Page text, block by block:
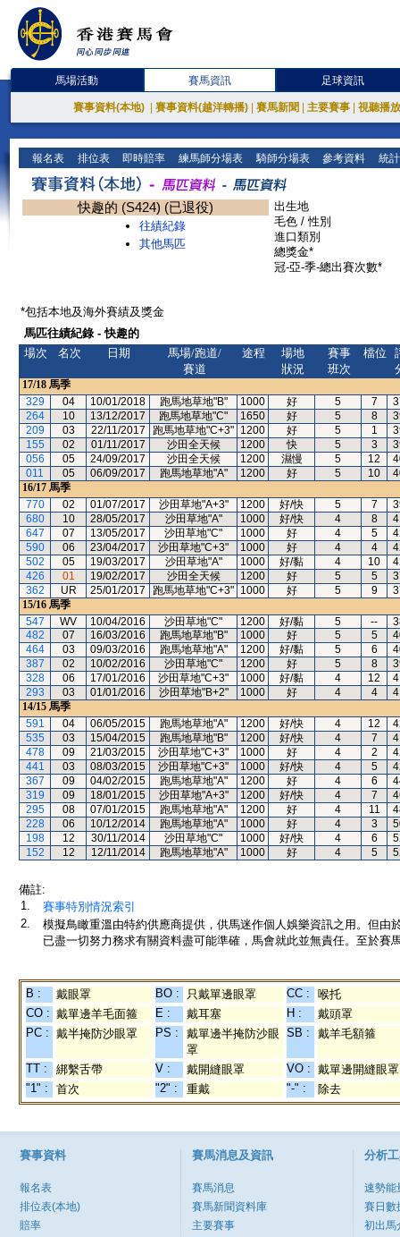
馬場活動 賽馬資訊 足球資訊
賽事資料(本地) 賽事資料(越洋轉播) 賽馬新聞 主要賽事 視聽播
報名表 排位表 即時賠率 練馬師分場表 騎師分場表 參考資料 統
快趣的 (S424) (已退役)
往績紀錄
其他馬匹
出生地
毛色 / 性別
進口類別
總獎金*
冠-亞-季-總出賽次數*
*包括本地及海外賽績及獎金
馬匹往績紀錄 - 快趣的
場次
名次 日期
馬場/跑道/
賽道
途程
場地
狀況
賽事
班次
檔位
17/18 馬季
329
04 10/01/2018 跑馬地草地"B" 1000 好 5 7
264
10 13/12/2017 跑馬地草地"C" 1650 好 5 8
209
03 22/11/2017 跑馬地草地"C+3" 1200 好 5 1
155
02 01/11/2017 沙田全天候 1200 快 5 3
056
05 24/09/2017 沙田全天候 1200 濕慢 5 12
011
05 06/09/2017 跑馬地草地"A" 1200 好 5 10
16/17 馬季
770
02 01/07/2017 沙田草地"A+3" 1200 好/快 5 7
680
10 28/05/2017 沙田草地"A" 1000 好/快 4 8
647
07 13/05/2017 沙田草地"C" 1000 好 4 5
590
06 23/04/2017 沙田草地"C+3" 1000 好 4 4
502
05 19/03/2017 沙田草地"A" 1000 好/黏 4 10
426
01 19/02/2017 沙田全天候 1200 好 5 5
362
UR 25/01/2017 跑馬地草地"C+3" 1000 好 5 9
15/16 馬季
547
WV 10/04/2016 沙田草地"C" 1200 好/黏 5 --
482
07 16/03/2016 跑馬地草地"B" 1000 好 5 5
464
03 09/03/2016 跑馬地草地"A" 1200 好/黏 5 6
387
02 10/02/2016 沙田草地"C" 1200 好 5 8
328
06 17/01/2016 沙田草地"C+3" 1000 好/黏 4 12
293
03 01/01/2016 沙田草地"B+2" 1000 好 4 4
14/15 馬季
591
04 06/05/2015 跑馬地草地"A" 1200 好/快 4 12
535
03 15/04/2015 跑馬地草地"B" 1200 好/快 4 7
478
09 21/03/2015 沙田草地"C+3" 1000 好 4 2
441
03 08/03/2015 沙田草地"C+3" 1000 好/快 4 5
367
09 04/02/2015 跑馬地草地"A" 1200 好 4 6
319
09 18/01/2015 沙田草地"A+3" 1200 好/快 4 7
295
08 07/01/2015 跑馬地草地"A" 1200 好 4 11
228
06 10/12/2014 跑馬地草地"A" 1000 好 4 3
198
12 30/11/2014 沙田草地"C" 1000 好/快 4 6
152
12 12/11/2014 跑馬地草地"A" 1000 好 4 5
備註:
1.
賽事特別情況索引
2.
模擬鳥瞰重溫由特約供應商提供，供馬迷作個人娛樂資訊之用。但
已盡一切努力務求有關資料盡可能準確，馬會就此並無責任。至於賽
B : 戴眼罩 BO : 只戴單邊眼罩 CC :
喉托
CO : 戴單邊羊毛面箍 E : 戴耳塞 H :
戴頭罩
PC : 戴半掩防沙眼罩 PS :
戴單邊半掩防沙眼
罩
SB : 戴羊毛額箍
TT : 綁繫舌帶 V : 戴開縫眼罩 VO : 戴單邊開縫眼罩
"1" :
首次 "2" : 重戴 "-" : 除去
賽事資料
報名表
排位表(本地)
賠率
賽馬消息及資訊
賽馬消息
賽馬新聞資料庫
主要賽事
分析
速勢能
賽日數
初出馬